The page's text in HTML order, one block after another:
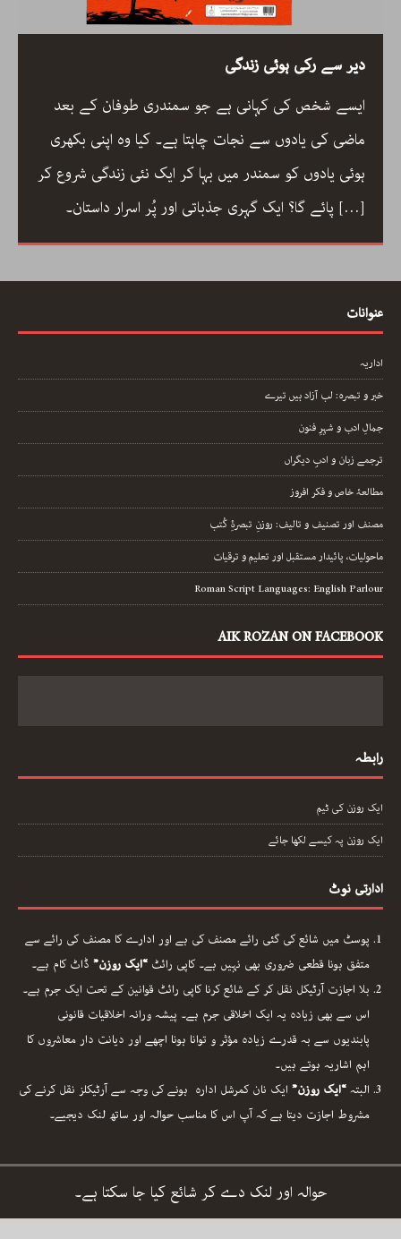
دیر سے رکی ہوئی زندگی
ایسے شخص کی کہانی ہے جو سمندری طوفان کے بعد
ماضی کی یادوں سے نجات چاہتا ہے۔ کیا وہ اپنی بکھری
ہوئی یادوں کو سمندر میں بہا کر ایک نئی زندگی شروع کر
[…]
عنوانات
اداریہ
خبر و تبصرہ: لب آزاد ہیں تیرے
جمالِ ادب و شہرِ فنون
ترجمے زبان و ادبِ دیگراں
مطالعۂ خاص و فکر افروز
مصنف اور تصنیف و تالیف: روزنِ تبصرۂِ کُتب
ماحولیات، پائیدار مستقبل اور تعلیم و ترقیات
Roman Script Languages: English Parlour
AIK ROZAN ON FACEBOOK
رابطہ
ایک روزن کی ٹیم
ایک روزن پہ کیسے لکھا جائے
ادارتی نوٹ
پوسٹ میں شائع کی گئی رائے مصنف کی ہے اور ادارے کا مصنف کی رائے سے
متفق ہونا قطعی ضروری بھی نہیں ہے۔ کاپی رائٹ “ایک روزن” ڈاٹ کام ہے۔
بلا اجازت آرٹیکل نقل کر کے شائع کرنا کاپی رائٹ قوانین کے تحت ایک جرم ہے۔
اس سے بھی زیادہ یہ ایک اخلاقی جرم ہے۔ پیشہ ورانہ اخلاقیات قانونی
پابندیوں سے بہ قدرے زیادہ مؤثر و توانا ہونا اچھے اور دیانت دار معاشروں کا
اہم اشاریہ ہوتے ہیں۔
البتہ “ایک روزن” ایک نان کمرشل ادارہ ہونے کی وجہ سے آرٹیکلز نقل کرنے کی
مشروط اجازت دیتا ہے کہ آپ اس کا مناسب حوالہ اور ساتھ لنک دیجیے۔
حوالہ اور لنک دے کر شائع کیا جا سکتا ہے۔